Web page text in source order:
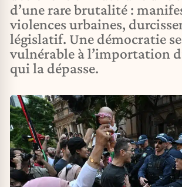
d’une rare brutalité :
violences urbaines,
législatif. Une démocratie
vulnérable à l’importation
qui la dépasse.